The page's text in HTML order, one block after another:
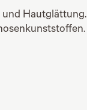
und Hautglättung.